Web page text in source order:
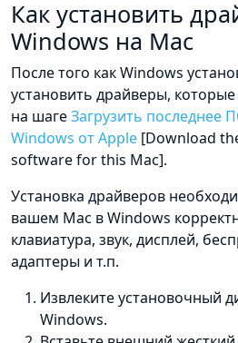
Как установить
Windows на Mac
После того как Windows
установить драйверы,
на шагеЗагрузить последнее
Windows от Apple [Download
software for this Mac].
Установка драйверов
вашем Mac в Windows
клавиатура, звук, дисплей,
адаптеры и т.п.
Извлеките установочный
Windows.